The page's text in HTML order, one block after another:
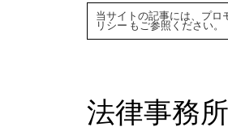
当サイトの記事には、プロ
リシー もご参照ください。
法律事務